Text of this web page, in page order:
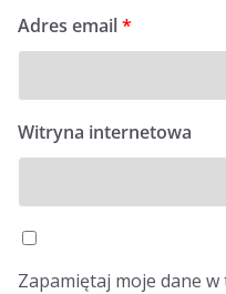
Adres email*
Witryna internetowa
Zapamiętaj moje dane